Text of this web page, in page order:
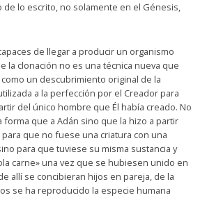
de lo escrito, no solamente en el Génesis,
de llegar a producir un organismo
la clonación no es una técnica nueva que
un descubrimiento original de la
a la perfección por el Creador para
del único hombre que Él había creado. No
forma que a Adán sino que la hizo a partir
que no fuese una criatura con una
para que tuviese su misma sustancia y
carne» una vez que se hubiesen unido en
allí se concibieran hijos en pareja, de la
se ha reproducido la especie humana